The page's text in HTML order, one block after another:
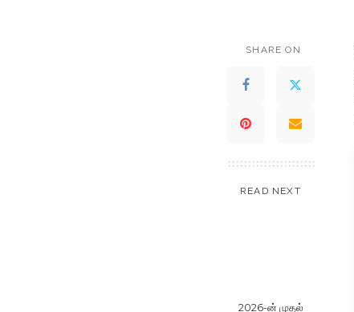
SHARE ON
READ NEXT
2026-ன் முதல்